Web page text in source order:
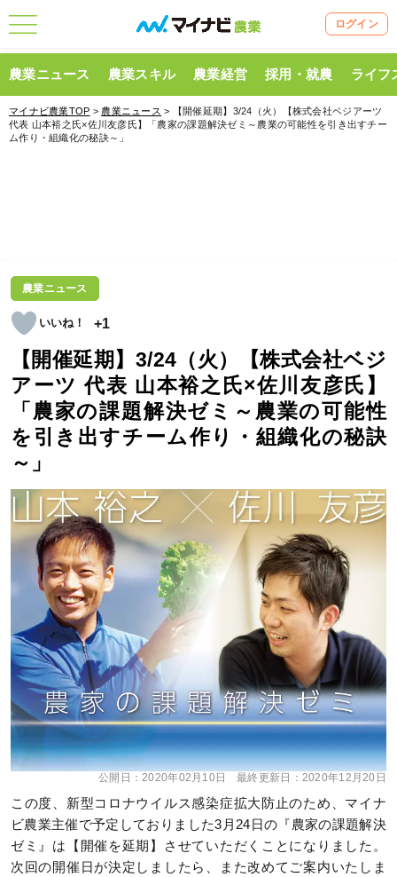
ログイン
農業ニュース 農業スキル 農業経営 採用・就農 ライフ
マイナビ農業TOP > 農業ニュース > 【開催延期】3/24（火）【株式会社ベジアーツ
代表 山本裕之氏×佐川友彦氏】「農家の課題解決ゼミ～農業の可能性を引き出すチー
ム作り・組織化の秘訣～」
農業ニュース
+1
【開催延期】3/24（火）【株式会社ベジ
アーツ 代表 山本裕之氏×佐川友彦氏】
「農家の課題解決ゼミ～農業の可能性
を引き出すチーム作り・組織化の秘訣
～」
公開日：2020年02月10日 最終更新日： 2020年12月20日
この度、新型コロナウイルス感染症拡大防止のため、マイナ
ビ農業主催で予定しておりました3月24日の『農家の課題解決
ゼミ』は【開催を延期】させていただくことになりました。
次回の開催日が決定しましたら、また改めてご案内いたしま